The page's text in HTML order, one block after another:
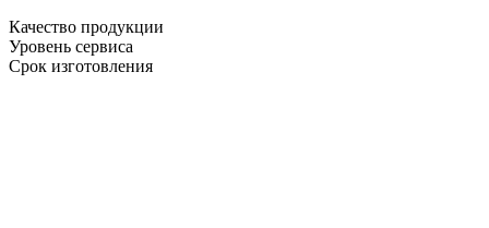
Качество продукции
Уровень сервиса
Срок изготовления